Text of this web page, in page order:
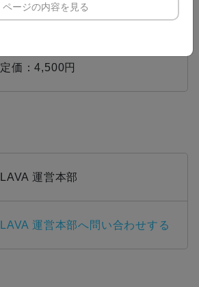
Google
Mac (iOS)
定価：4,500円
LAVA 運営本部
LAVA 運営本部へ問い合わせする
ページの内容を見る